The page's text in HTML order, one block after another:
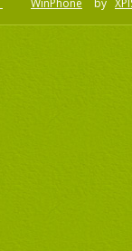
WinPhone by